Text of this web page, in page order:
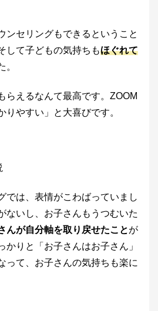
ンセリングもできるということ
して子どもの気持ちもほぐれて
。
らえるなんて最高です。ZOOM
りやすい」と大喜びです。
では、表情がこわばっていまし
ないし、お子さんもうつむいた
んが自分軸を取り戻せたことが
かりと「お子さんはお子さん」
って、お子さんの気持ちも楽に